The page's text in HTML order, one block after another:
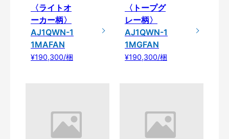
〈ライトオ
ーカー柄〉
AJ1QWN-1
1MAFAN
¥190,300/梱
〈トープグ
レー柄〉
AJ1QWN-1
1MGFAN
¥190,300/梱